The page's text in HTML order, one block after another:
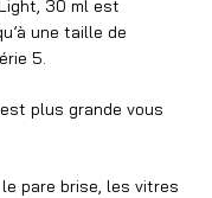
30 ml est
une taille de
5.
plus grande vous
pare brise, les vitres